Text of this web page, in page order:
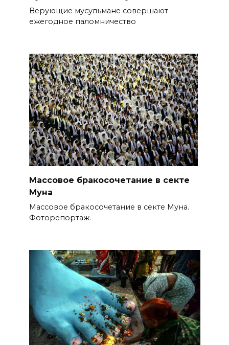
Верующие мусульмане совершают
ежегодное паломничество
Массовое бракосочетание в секте
Муна
Массовое бракосочетание в секте Муна.
Фоторепортаж.